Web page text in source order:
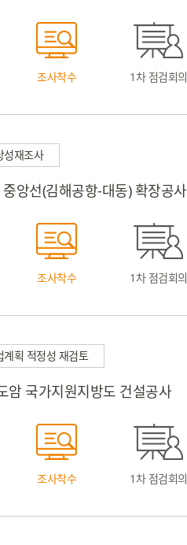
조사착수 1차 점검회의
성재조사
앙선(김해공항-대동) 확장공사
조사착수 1차 점검회의
계획 적정성 재검토
암 국가지원지방도 건설공사
조사착수 1차 점검회의